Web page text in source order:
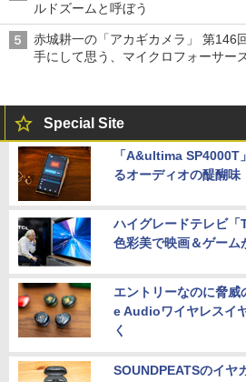
ルドズームと呼ぼう
赤城耕一の「アカギカメラ」 第146
手にして思う、マイクロフォーサー
Special Site
「A&ultima SP4000T
るオーディオの醍醐味
ハイグレードテレビ
色彩美で映画＆ゲーム
エントリーなのに脅
e Audioワイヤレスイ
く
SOUNDPEATSのイヤ